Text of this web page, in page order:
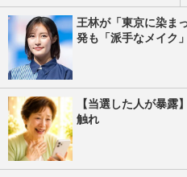
王林が「東京に染ま
発も「派手なメイク
【当選した人が暴露
触れ